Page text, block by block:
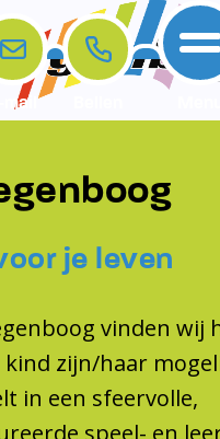
en Stage
mail
je leven
vinden wij
kind zijn/haar
in een sfeervolle,
speel- en